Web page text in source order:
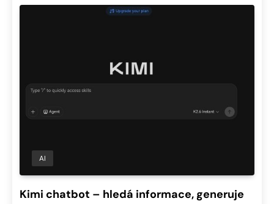
AI
Kimi chatbot – hledá informace, generuje